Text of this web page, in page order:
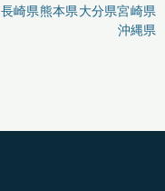
長崎県熊本県大分県宮崎県
沖縄県